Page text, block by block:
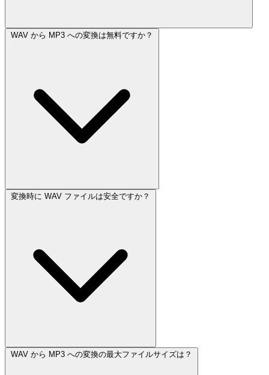
WAV から MP3 への変換は無料ですか？
変換時に WAV ファイルは安全ですか？
WAV から MP3 への変換の最大ファイルサイズは？